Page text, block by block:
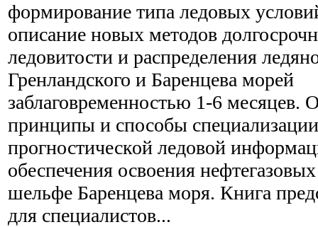
формирование типа ледовых
описание новых методов
ледовитости и распределения
Гренландского и Баренцева морей
заблаговременностью 1-6 месяцев.
принципы и способы
прогностической ледовой
обеспечения освоения
шельфе Баренцева моря. Книга
для специалистов...